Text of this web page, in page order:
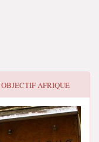
OBJECTIF AFRIQUE